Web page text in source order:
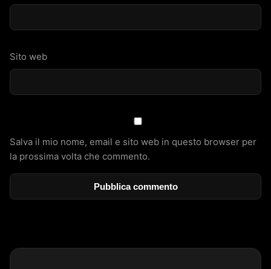
Sito web
Salva il mio nome, email e sito web in questo browser per
la prossima volta che commento.